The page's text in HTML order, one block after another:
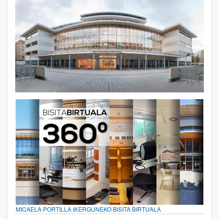
MICAELA PORTILLA IKERGUNEKO BISITA BIRTUALA